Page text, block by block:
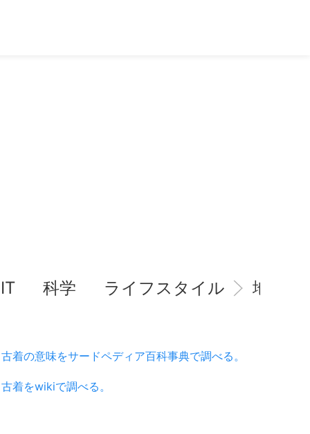
IT 科学 ライフスタイル 地域情
古着の意味をサードペディア百科事典で調べる。
古着をwikiで調べる。